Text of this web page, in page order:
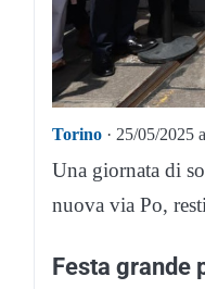
Torino · 25/05/2025
Una giornata di
nuova via Po,
Festa grande